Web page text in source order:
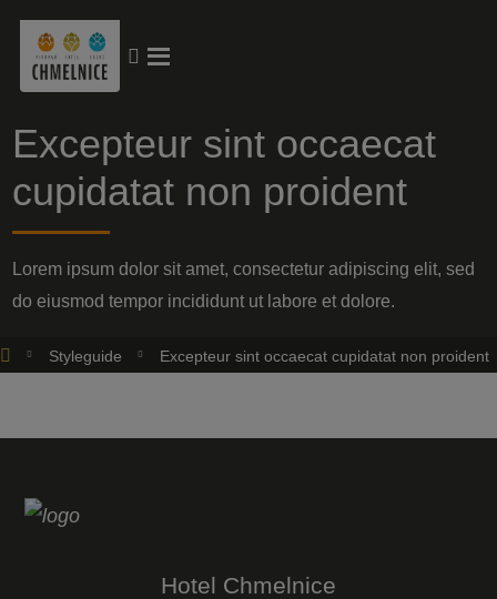
Vyhledávání
Rozbalení
Excepteur sint occaecat
cupidatat non proident
Lorem ipsum dolor sit amet, consectetur adipiscing elit, sed
do eiusmod tempor incididunt ut labore et dolore.
Styleguide Excepteur sint occaecat cupidatat non proident
Hotel Chmelnice